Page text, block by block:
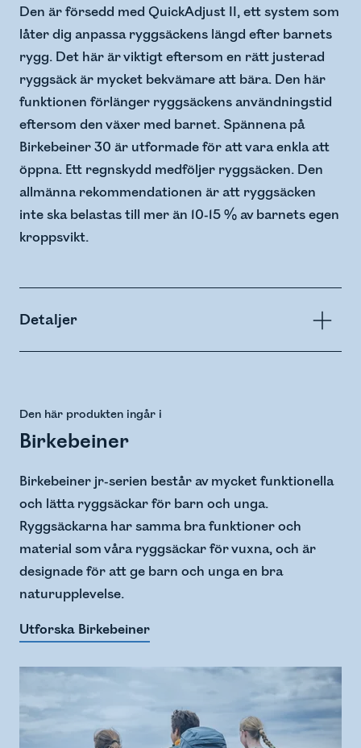
Den är försedd med QuickAdjust II, ett system som
låter dig anpassa ryggsäckens längd efter barnets
rygg. Det här är viktigt eftersom en rätt justerad
ryggsäck är mycket bekvämare att bära. Den här
funktionen förlänger ryggsäckens användningstid
eftersom den växer med barnet. Spännena på
Birkebeiner 30 är utformade för att vara enkla att
öppna. Ett regnskydd medföljer ryggsäcken. Den
allmänna rekommendationen är att ryggsäcken
inte ska belastas till mer än 10-15 % av barnets egen
kroppsvikt.
Detaljer
Den här produkten ingår i
Birkebeiner
Birkebeiner jr-serien består av mycket funktionella
och lätta ryggsäckar för barn och unga.
Ryggsäckarna har samma bra funktioner och
material som våra ryggsäckar för vuxna, och är
designade för att ge barn och unga en bra
naturupplevelse.
Utforska Birkebeiner